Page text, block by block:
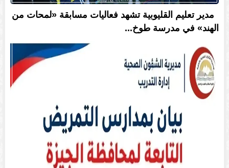
مدير تعليم القليوبية تشهد فعاليات مسابقة «لمحات من
الهند» في مدرسة طوخ...